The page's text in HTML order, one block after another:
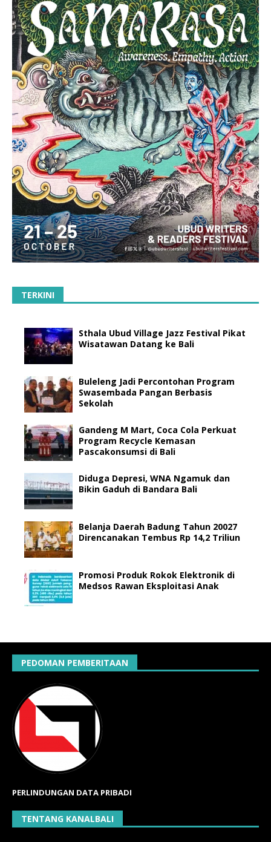
TERKINI
Sthala Ubud Village Jazz Festival Pikat
Wisatawan Datang ke Bali
Buleleng Jadi Percontohan Program
Swasembada Pangan Berbasis
Sekolah
Gandeng M Mart, Coca Cola Perkuat
Program Recycle Kemasan
Pascakonsumsi di Bali
Diduga Depresi, WNA Ngamuk dan
Bikin Gaduh di Bandara Bali
Belanja Daerah Badung Tahun 20027
Direncanakan Tembus Rp 14,2 Triliun
Promosi Produk Rokok Elektronik di
Medsos Rawan Eksploitasi Anak
PEDOMAN PEMBERITAAN
PERLINDUNGAN DATA PRIBADI
TENTANG KANALBALI